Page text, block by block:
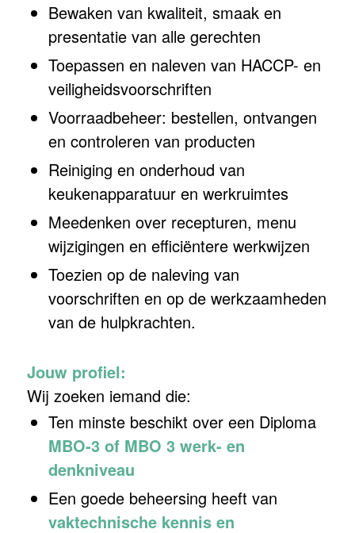
Bewaken van kwaliteit, smaak en
presentatie van alle gerechten
Toepassen en naleven van HACCP- en
veiligheidsvoorschriften
Voorraadbeheer: bestellen, ontvangen
en controleren van producten
Reiniging en onderhoud van
keukenapparatuur en werkruimtes
Meedenken over recepturen, menu
wijzigingen en efficiëntere werkwijzen
Toezien op de naleving van
voorschriften en op de werkzaamheden
van de hulpkrachten.
Jouw profiel:
Wij zoeken iemand die:
Ten minste beschikt over een Diploma
MBO-3 of MBO 3 werk- en
denkniveau
Een goede beheersing heeft van
vaktechnische kennis en